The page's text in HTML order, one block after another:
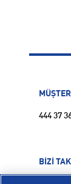
444 37
BİZİ